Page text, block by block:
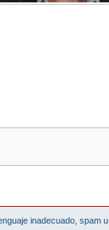
inadecuado, spam u